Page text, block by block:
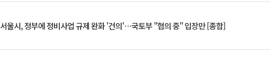
서울시, 정부에 정비사업 규제 완화 '건의'⋯국토부 "협의 중" 입장만 [종합]